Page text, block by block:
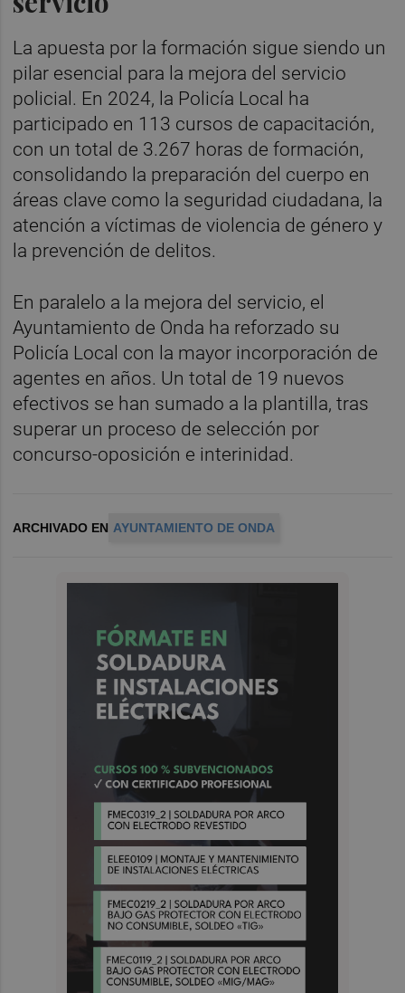
La apuesta por la formación sigue siendo un
pilar esencial para la mejora del servicio
policial. En 2024, la Policía Local ha
participado en 113 cursos de capacitación,
con un total de 3.267 horas de formación,
consolidando la preparación del cuerpo en
áreas clave como la seguridad ciudadana, la
atención a víctimas de violencia de género y
la prevención de delitos.
En paralelo a la mejora del servicio, el
Ayuntamiento de Onda ha reforzado su
Policía Local con la mayor incorporación de
agentes en años. Un total de 19 nuevos
efectivos se han sumado a la plantilla, tras
superar un proceso de selección por
concurso-oposición e interinidad.
ARCHIVADO EN AYUNTAMIENTO DE ONDA